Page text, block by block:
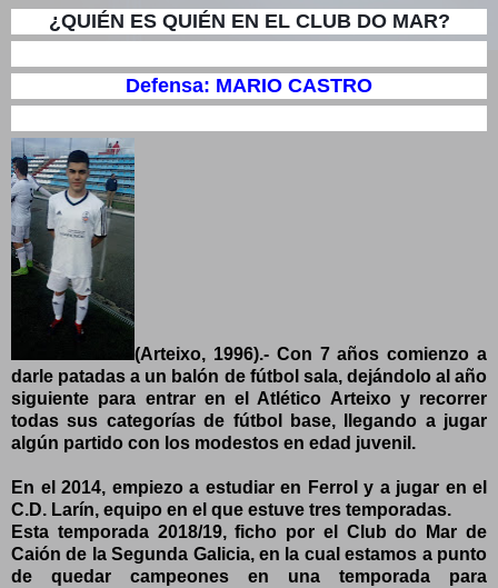
¿QUIÉN ES QUIÉN EN EL CLUB DO MAR?
Defensa: MARIO CASTRO
(Arteixo, 1996).- Con 7 años comienzo a
darle patadas a un balón de fútbol sala, dejándolo al año
siguiente para entrar en el Atlético Arteixo y recorrer
todas sus categorías de fútbol base, llegando a jugar
algún partido con los modestos en edad juvenil.
En el 2014, empiezo a estudiar en Ferrol y a jugar en el
C.D. Larín, equipo en el que estuve tres temporadas.
Esta temporada 2018/19, ficho por el Club do Mar de
Caión de la Segunda Galicia, en la cual estamos a punto
de quedar campeones en una temporada para